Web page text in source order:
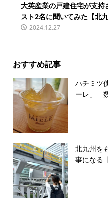
大英産業の戸建住宅が支
スト2名に聞いてみた【北九
2024.12.27
おすすめ記事
ハチミツ
ーレ」
北九州を
事になる